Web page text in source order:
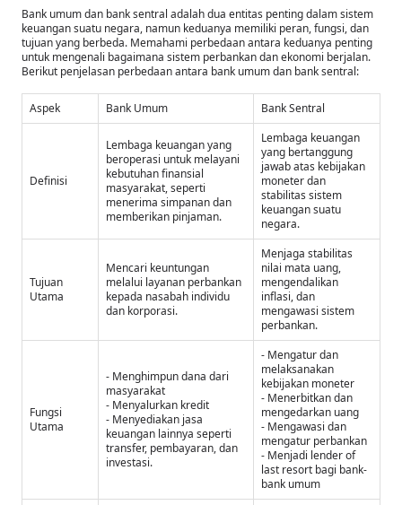
Bank umum dan bank sentral adalah dua entitas penting dalam sistem
keuangan suatu negara, namun keduanya memiliki peran, fungsi, dan
tujuan yang berbeda. Memahami perbedaan antara keduanya penting
untuk mengenali bagaimana sistem perbankan dan ekonomi berjalan.
Berikut penjelasan perbedaan antara bank umum dan bank sentral:
Aspek Bank Umum Bank Sentral
Definisi
Lembaga keuangan yang
beroperasi untuk melayani
kebutuhan finansial
masyarakat, seperti
menerima simpanan dan
memberikan pinjaman.
Lembaga keuangan
yang bertanggung
jawab atas kebijakan
moneter dan
stabilitas sistem
keuangan suatu
negara.
Tujuan
Utama
Mencari keuntungan
melalui layanan perbankan
kepada nasabah individu
dan korporasi.
Menjaga stabilitas
nilai mata uang,
mengendalikan
inflasi, dan
mengawasi sistem
perbankan.
Fungsi
Utama
- Menghimpun dana dari
masyarakat
- Menyalurkan kredit
- Menyediakan jasa
keuangan lainnya seperti
transfer, pembayaran, dan
investasi.
- Mengatur dan
melaksanakan
kebijakan moneter
- Menerbitkan dan
mengedarkan uang
- Mengawasi dan
mengatur perbankan
- Menjadi lender of
last resort bagi bank-
bank umum